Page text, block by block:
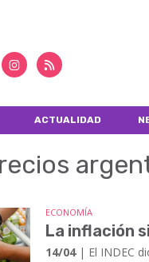
ACTUALIDAD
ECONOMÍA
La inflación
14/04| El INDEC